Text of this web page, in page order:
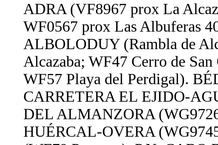
ADRA (VF8967 prox La
WF0567 prox Las Albuferas
ALBOLODUY (Rambla de
Alcazaba; WF47 Cerro de
WF57 Playa del Perdigal).
CARRETERA EL EJIDO-
DEL ALMANZORA
HUÉRCAL-OVERA